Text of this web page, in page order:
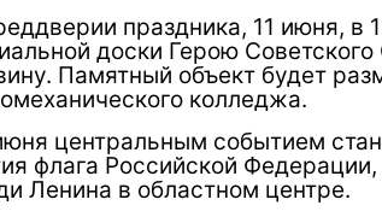
праздника, 11 июня, в
доски Герою
Памятный объект будет
колледжа.
центральным событием
флага Российской Федерации,
Ленина в областном центре.